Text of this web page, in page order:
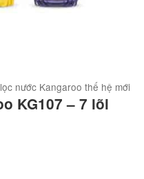
nước Kangaroo thế hệ mới
KG107 – 7 lõi